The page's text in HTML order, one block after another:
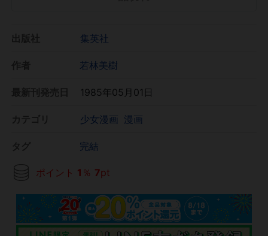
集英社
若林美樹
1985年05月01日
少女漫画 漫画
完結
ポイント 1 ％ 7pt